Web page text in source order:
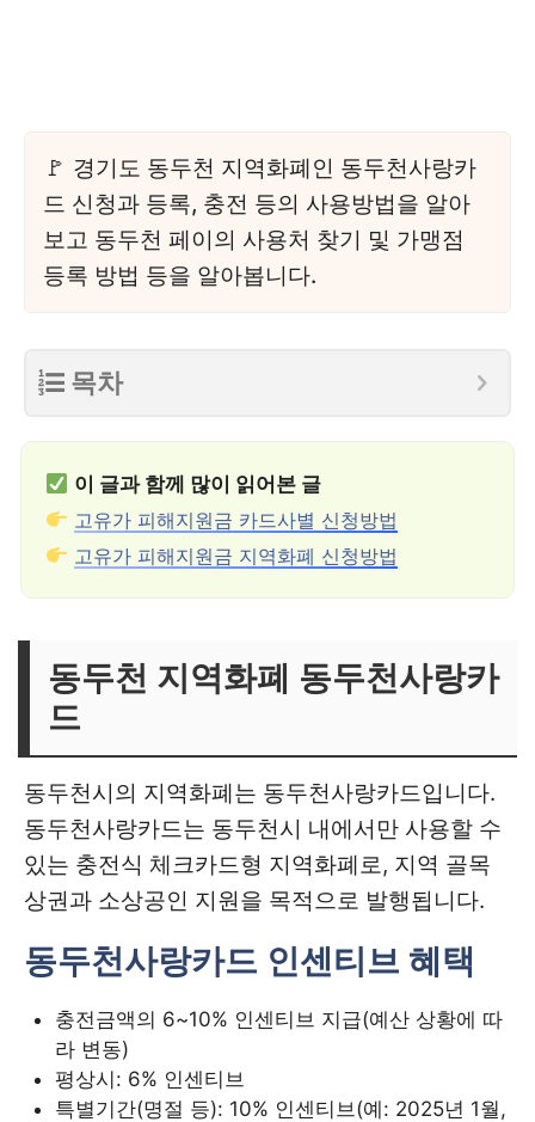
경기도 동두천 지역화폐인 동두천사랑카
드 신청과 등록, 충전 등의 사용방법을 알아
보고 동두천 페이의 사용처 찾기 및 가맹점
등록 방법 등을 알아봅니다.
목차
이 글과 함께 많이 읽어본 글
고유가 피해지원금 카드사별 신청방법
고유가 피해지원금 지역화폐 신청방법
동두천 지역화폐 동두천사랑카
드
동두천시의 지역화폐는 동두천사랑카드입니다.
동두천사랑카드는 동두천시 내에서만 사용할 수
있는 충전식 체크카드형 지역화폐로, 지역 골목
상권과 소상공인 지원을 목적으로 발행됩니다.
동두천사랑카드 인센티브 혜택
충전금액의 6~10% 인센티브 지급(예산 상황에 따
라 변동)
평상시: 6% 인센티브
특별기간(명절 등): 10% 인센티브(예: 2025년 1월,